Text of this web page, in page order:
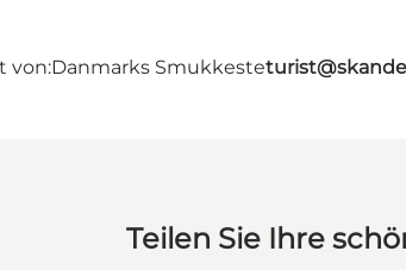
von:Danmarks Smukkeste
Teilen Sie Ihre